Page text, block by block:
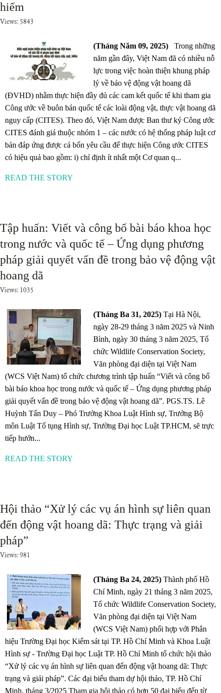
hiếm
Views: 5843
(Tháng Năm 09, 2025)
Trong những
năm gần đây, Việt Nam đã có nhiều nỗ
lực trong việc hoàn thiện khung pháp
lý về bảo vệ động vật hoang dã
(ĐVHD) nhằm thực hiện đầy đủ các cam kết quốc tế khi tham gia
Công ước về buôn bán quốc tế các loài động vật, thực vật hoang dã
nguy cấp (CITES). Theo đó, Việt Nam được Ban thư ký Công ước
CITES đánh giá thuộc nhóm 1 – các nước có hệ thống pháp luật cơ
bản đáp ứng được cả bốn yêu cầu để thực hiện Công ước CITES
có hiệu quả bao gồm: i) chỉ định ít nhất một Cơ quan q...
READ THE STORY
Tập huấn: Viết và công bố bài báo khoa học
trong nước và quốc tế – Ứng dụng phương
pháp giải quyết vấn đề trong bảo vệ động vật
hoang dã
Views: 1035
(Tháng Ba 31, 2025) Tại Hà Nội,
ngày 28-29 tháng 3 năm 2025 và Ninh
Bình, ngày 30 tháng 3 năm 2025, Tổ
chức Wildlife Conservation Society,
Văn phòng đại diện tại Việt Nam
(WCS Việt Nam) tổ chức chương trình tập huấn “Viết và công bố
bài báo khoa học trong nước và quốc tế – Ứng dụng phương pháp
giải quyết vấn đề trong bảo vệ động vật hoang dã”. PGS.TS. Lê
Huỳnh Tấn Duy – Phó Trưởng Khoa Luật Hình sự, Trưởng Bộ
môn Luật Tố tụng Hình sự, Trường Đại học Luật TP.HCM, sẽ trực
tiếp hướn...
READ THE STORY
Hội thảo “Xử lý các vụ án hình sự liên quan
đến động vật hoang dã: Thực trạng và giải
pháp”
Views: 981
(Tháng Ba 24, 2025) Thành phố Hồ
Chí Minh, ngày 21 tháng 3 năm 2025,
Tổ chức Wildlife Conservation Society,
Văn phòng đại diện tại Việt Nam
(WCS Việt Nam) phối hợp với Phân
hiệu Trường Đại học Kiểm sát tại TP. Hồ Chí Minh và Khoa Luật
Hình sự - Trường Đại học Luật TP. Hồ Chí Minh tổ chức hội thảo
“Xử lý các vụ án hình sự liên quan đến động vật hoang dã: Thực
trạng và giải pháp”. Các đại biểu tham dự hội thảo, TP. Hồ Chí
Minh, tháng 3/2025 Tham gia hội thảo có hơn 50 đại biểu đến từ